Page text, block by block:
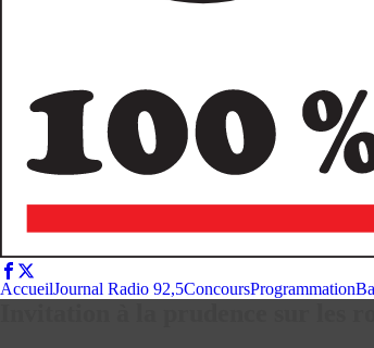
AccueilJournal Radio 92,5ConcoursProgrammation